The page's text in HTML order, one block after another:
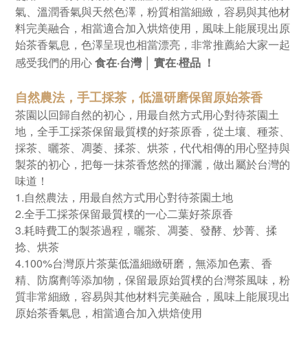
氣、溫潤香氣與天然色澤，粉質相當細緻，容易與其他材
料完美融合，相當適合加入烘焙使用，風味上能展現出原
始茶香氣息，色澤呈現也相當漂亮，非常推薦給大家一起
感受我們的用心食在·台灣 │ 實在·橙品 ！
自然農法，手工採茶，低溫研磨保留原始茶香
茶園以回歸自然的初心，用最自然方式用心對待茶園土
地，全手工採茶保留最質樸的好茶原香，從土壤、種茶、
採茶、曬茶、凋萎、揉茶、烘茶，代代相傳的用心堅持與
製茶的初心，把每一抹茶香悠然的揮灑，做出屬於台灣的
味道！
1.自然農法，用最自然方式用心對待茶園土地
2.全手工採茶保留最質樸的一心二葉好茶原香
3.耗時費工的製茶過程，曬茶、凋萎、發酵、炒菁、揉
捻、烘茶
4.100%台灣原片茶葉低溫細緻研磨，無添加色素、香
精、防腐劑等添加物，保留最原始質樸的台灣茶風味，粉
質非常細緻，容易與其他材料完美融合， 風味上能展現出
原始茶香氣息， 相當適合加入烘焙使用